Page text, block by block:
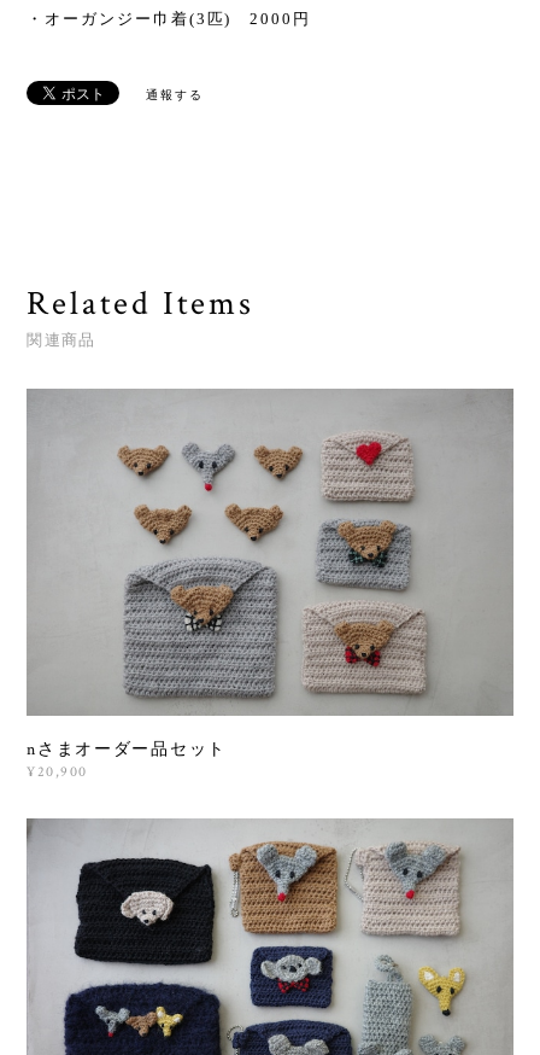
・オーガンジー巾着(3匹) 2000円
通報する
Related Items
関連商品
nさまオーダー品セット
¥20,900